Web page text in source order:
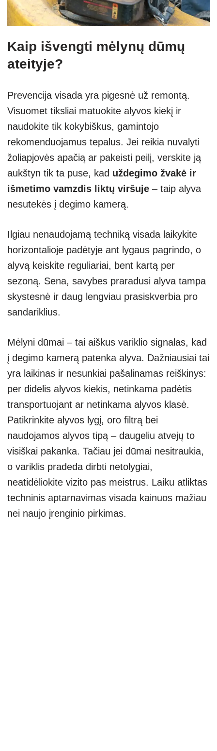
Kaip išvengti mėlynų dūmų
ateityje?
Prevencija visada yra pigesnė už remontą.
Visuomet tiksliai matuokite alyvos kiekį ir
naudokite tik kokybiškus, gamintojo
rekomenduojamus tepalus. Jei reikia nuvalyti
žoliapjovės apačią ar pakeisti peilį, verskite ją
aukštyn tik ta puse, kad uždegimo žvakė ir
išmetimo vamzdis liktų viršuje – taip alyva
nesutekės į degimo kamerą.
Ilgiau nenaudojamą techniką visada laikykite
horizontalioje padėtyje ant lygaus pagrindo, o
alyvą keiskite reguliariai, bent kartą per
sezoną. Sena, savybes praradusi alyva tampa
skystesnė ir daug lengviau prasiskverbia pro
sandariklius.
Mėlyni dūmai – tai aiškus variklio signalas, kad
į degimo kamerą patenka alyva. Dažniausiai tai
yra laikinas ir nesunkiai pašalinamas reiškinys:
per didelis alyvos kiekis, netinkama padėtis
transportuojant ar netinkama alyvos klasė.
Patikrinkite alyvos lygį, oro filtrą bei
naudojamos alyvos tipą – daugeliu atvejų to
visiškai pakanka. Tačiau jei dūmai nesitraukia,
o variklis pradeda dirbti netolygiai,
neatidėliokite vizito pas meistrus. Laiku atliktas
techninis aptarnavimas visada kainuos mažiau
nei naujo įrenginio pirkimas.